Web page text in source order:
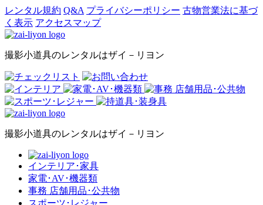
レンタル規約 Q&A プライバシーポリシー 古物営業法に基づ
く表示 アクセスマップ
撮影小道具のレンタルはザイ－リヨン
撮影小道具のレンタルはザイ－リヨン
インテリア･家具
家電･AV･機器類
事務 店舗用品･公共物
スポーツ･レジャー